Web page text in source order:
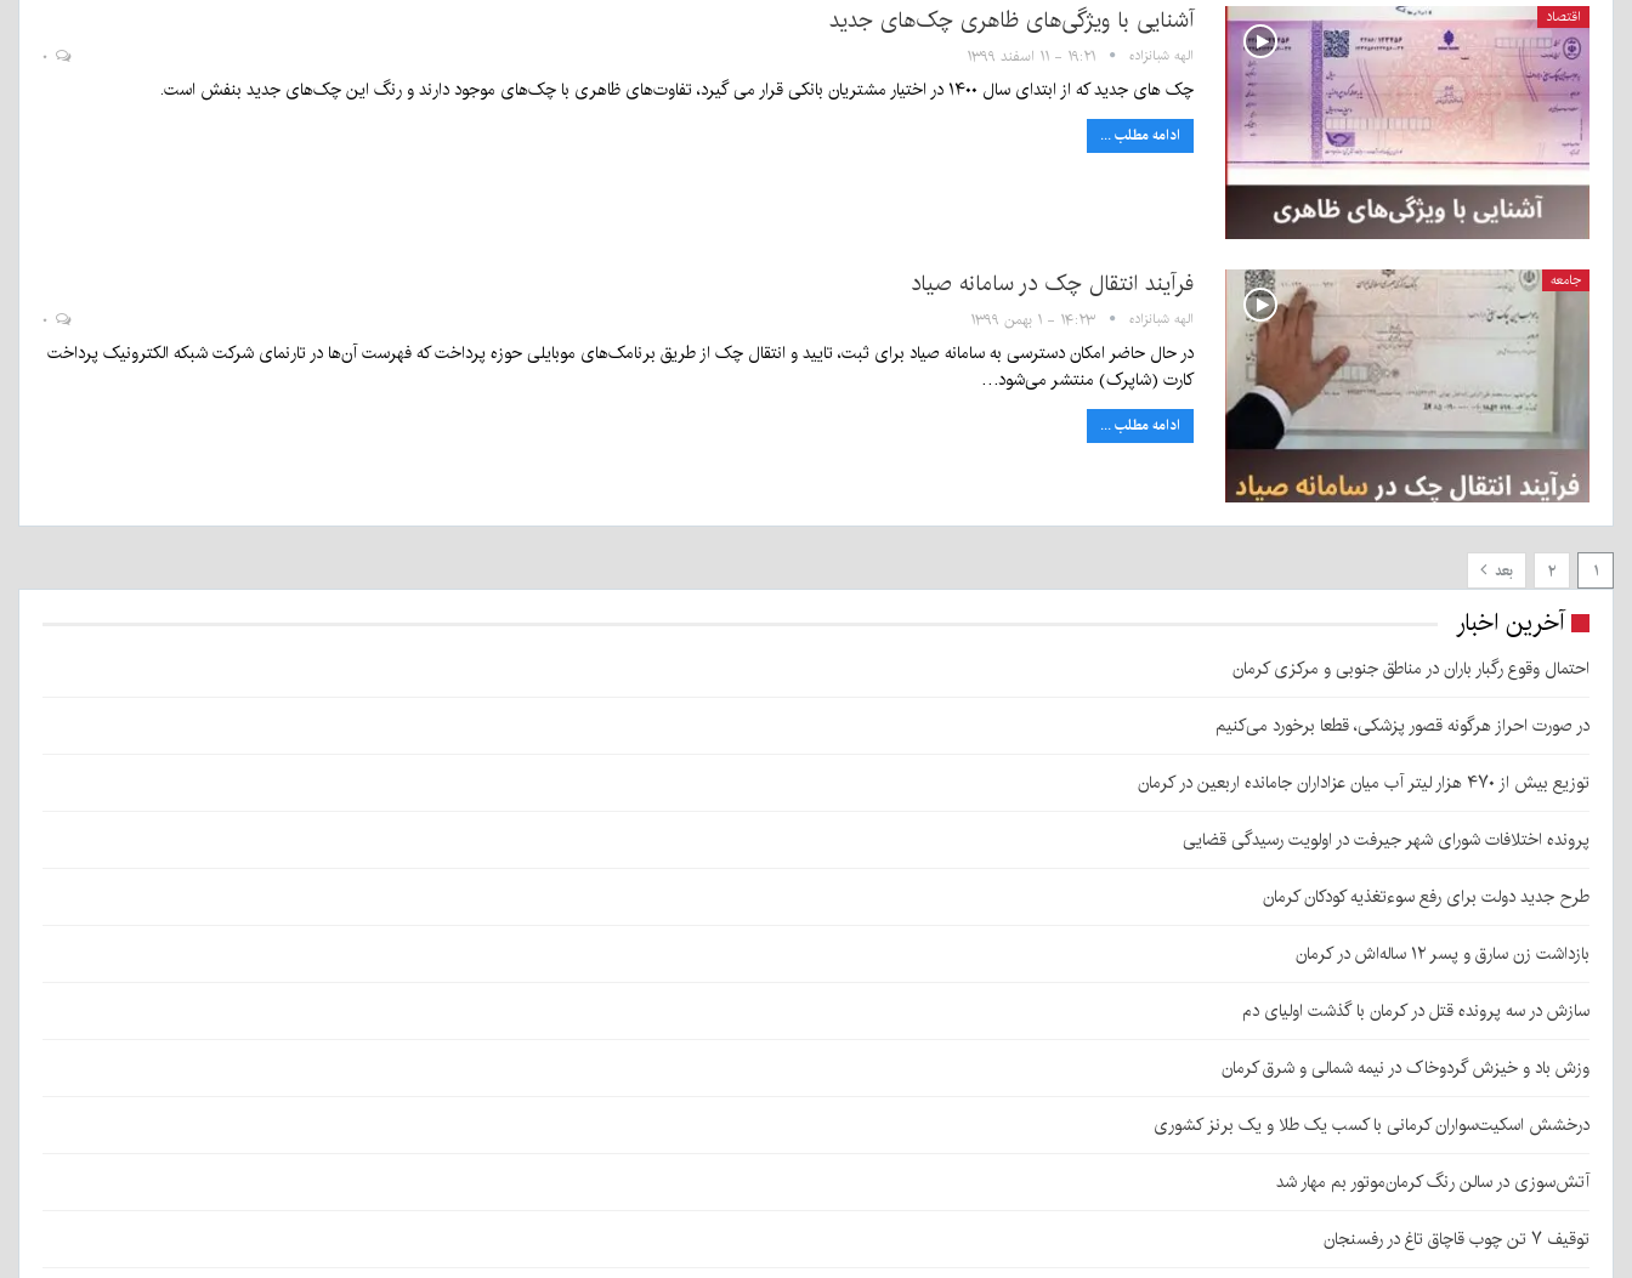
اقتصاد آشنایی با ویژگی‌های ظاهری چک‌های جدید
الهه شبانزاده ۱۹:۲۱ - ۱۱ اسفند ۱۳۹۹
چک های جدید که از ابتدای سال ۱۴۰۰ در اختیار مشتریان بانکی قرار می گیرد، تفاوت‌های ظاهری با چک‌های موجود دارند و رنگ این چک‌های جدید بنفش است.
ادامه مطلب ...
جامعه فرآیند انتقال چک در سامانه صیاد
الهه شبانزاده ۱۴:۲۳ - ۱ بهمن ۱۳۹۹
در حال حاضر امکان دسترسی به سامانه صیاد برای ثبت، تایید و انتقال چک از طریق برنامک‌های موبایلی حوزه پرداخت که فهرست آن‌ها در تارنمای شرکت شبکه الکترونیک پرداخت
کارت (شاپرک) منتشر می‌شود…
ادامه مطلب ...
۱ ۲ بعد
آخرین اخبار
احتمال وقوع رگبار باران در مناطق جنوبی و مرکزی کرمان
در صورت احراز هرگونه قصور پزشکی، قطعا برخورد می‌کنیم
توزیع بیش از ۴۷۰ هزار لیتر آب میان عزاداران جامانده اربعین در کرمان
پرونده اختلافات شورای شهر جیرفت در اولویت رسیدگی قضایی
طرح جدید دولت برای رفع سوءتغذیه کودکان کرمان
بازداشت زن سارق و پسر ۱۲ ساله‌اش در کرمان
سازش در سه پرونده قتل در کرمان با گذشت اولیای دم
وزش باد و خیزش گردوخاک در نیمه شمالی و شرق کرمان
درخشش اسکیت‌سواران کرمانی با کسب یک طلا و یک برنز کشوری
آتش‌سوزی در سالن رنگ کرمان‌موتور بم مهار شد
توقیف ۷ تن چوب قاچاق تاغ در رفسنجان